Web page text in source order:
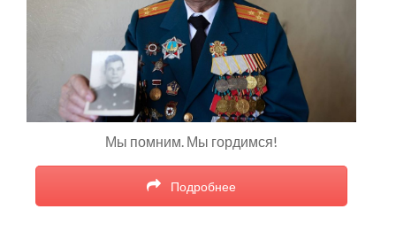
Мы помним. Мы гордимся!
Подробнее